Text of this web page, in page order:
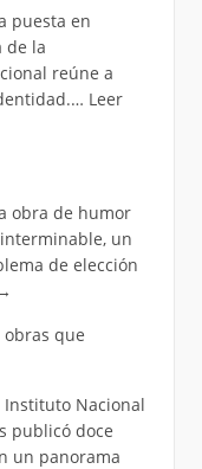
puesta en
de la
reúne a
Leer
obra de humor
un
de elección
obras que
Instituto Nacional
publicó doce
un panorama